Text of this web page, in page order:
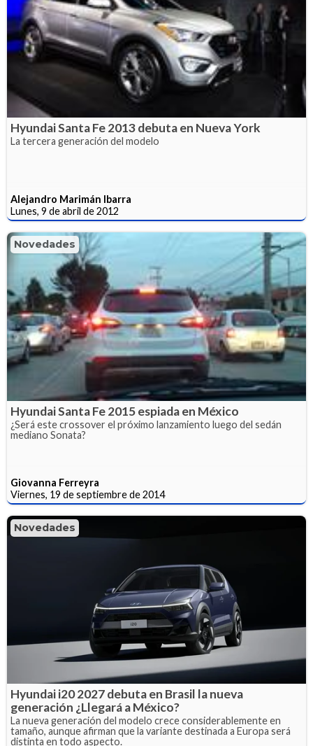
Hyundai Santa Fe 2013 debuta en Nueva York
La tercera generación del modelo
Alejandro Marimán Ibarra
Lunes, 9 de abril de 2012
Novedades
Hyundai Santa Fe 2015 espiada en México
¿Será este crossover el próximo lanzamiento luego del sedán
mediano Sonata?
Giovanna Ferreyra
Viernes, 19 de septiembre de 2014
Novedades
Hyundai i20 2027 debuta en Brasil la nueva
generación ¿Llegará a México?
La nueva generación del modelo crece considerablemente en
tamaño, aunque afirman que la variante destinada a Europa será
distinta en todo aspecto.